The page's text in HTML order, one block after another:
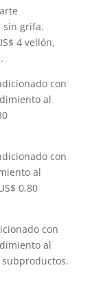
sin grifa.
4 vellón,
con
al
con
al
0,80
con
al
subproductos.